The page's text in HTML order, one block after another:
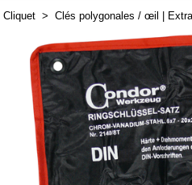
Cliquet > Clés polygonales / œil |